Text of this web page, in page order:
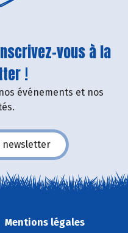
vous à la
!
événements et nos
Mentions légales